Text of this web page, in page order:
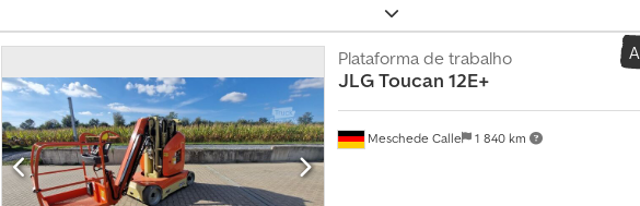
Meschede Calle 1 840 km
Plataforma de trabalho
JLGToucan 12E+
a
o
r
m
ê